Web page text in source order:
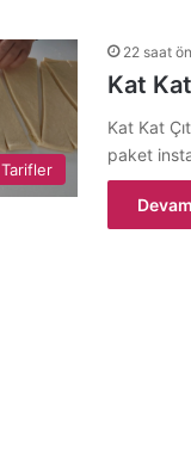
Tarifler
22 saat
Kat
Kat Kat
paket